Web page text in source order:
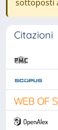
sottoposti
Citazioni